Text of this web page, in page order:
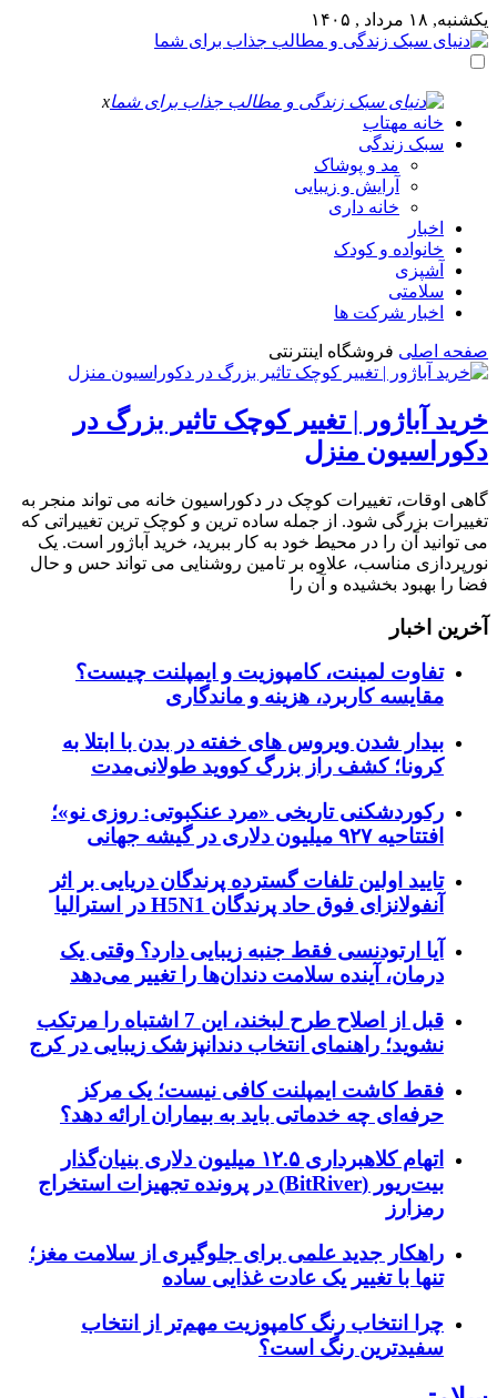
یکشنبه, ۱۸ مرداد , ۱۴۰۵
x
خانه مهتاب
سبک زندگی
مد و پوشاک
آرایش و زیبایی
خانه داری
اخبار
خانواده و کودک
آشپزی
سلامتی
اخبار شرکت ها
صفحه اصلی فروشگاه اینترنتی
خرید آباژور | تغییر کوچک تاثیر بزرگ در
دکوراسیون منزل
گاهی اوقات، تغییرات کوچک در دکوراسیون خانه می تواند منجر به
تغییرات بزرگی شود. از جمله ساده ترین و کوچک ترین تغییراتی که
می توانید آن را در محیط خود به کار ببرید، خرید آباژور است. یک
نورپردازی مناسب، علاوه بر تامین روشنایی می تواند حس و حال
فضا را بهبود بخشیده و آن را
آخرین اخبار
تفاوت لمینت، کامپوزیت و ایمپلنت چیست؟
مقایسه کاربرد، هزینه و ماندگاری
بیدار شدن ویروس‌ های خفته در بدن با ابتلا به
کرونا؛ کشف راز بزرگ کووید طولانی‌مدت
رکوردشکنی تاریخی «مرد عنکبوتی: روزی نو»؛
افتتاحیه ۹۲۷ میلیون دلاری در گیشه جهانی
تایید اولین تلفات گسترده پرندگان دریایی بر اثر
آنفولانزای فوق حاد پرندگان H5N1 در استرالیا
آیا ارتودنسی فقط جنبه زیبایی دارد؟ وقتی یک
درمان، آینده سلامت دندان‌ها را تغییر می‌دهد
قبل از اصلاح طرح لبخند، این 7 اشتباه را مرتکب
نشوید؛ راهنمای انتخاب دندانپزشک زیبایی در کرج
فقط کاشت ایمپلنت کافی نیست؛ یک مرکز
حرفه‌ای چه خدماتی باید به بیماران ارائه دهد؟
اتهام کلاهبرداری ۱۲.۵ میلیون دلاری بنیان‌گذار
بیت‌ریور (BitRiver) در پرونده تجهیزات استخراج
رمزارز
راهکار جدید علمی برای جلوگیری از سلامت مغز؛
تنها با تغییر یک عادت غذایی ساده
چرا انتخاب رنگ کامپوزیت مهم‌تر از انتخاب
سفیدترین رنگ است؟